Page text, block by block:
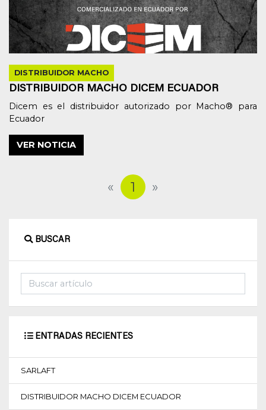
FERRETERIA
OTRAS
MARCAS
OTRAS
OPCIONES
Blog
DISTRIBUIDOR MACHO
DISTRIBUIDOR MACHO DICEM ECUADOR
Dicem es el distribuidor autorizado por Macho® para
Ecuador
VER NOTICIA
« 1(current)
»
BUSCAR
ENTRADAS RECIENTES
SARLAFT
DISTRIBUIDOR MACHO DICEM ECUADOR